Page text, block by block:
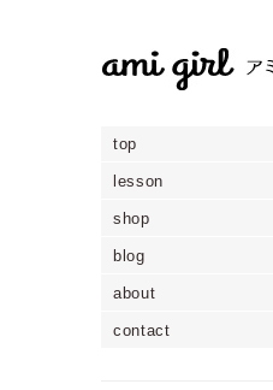
top
lesson
shop
blog
about
contact